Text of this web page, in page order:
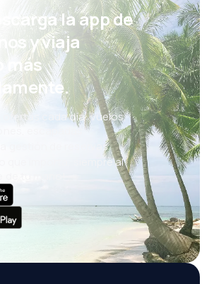
la app de
y viaja
más
ofertas cada día: vuelos,
escapadas
gestión de reservas
que importa, siempre al